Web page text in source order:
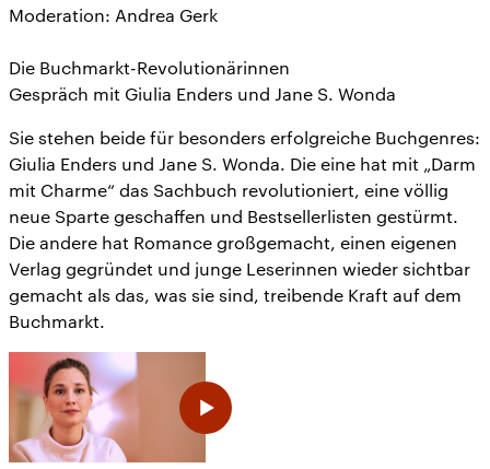
Moderation: Andrea Gerk
Die Buchmarkt-Revolutionärinnen
Gespräch mit Giulia Enders und Jane S. Wonda
Sie stehen beide für besonders erfolgreiche Buchgenres:
Giulia Enders und Jane S. Wonda. Die eine hat mit „Darm
mit Charme“ das Sachbuch revolutioniert, eine völlig
neue Sparte geschaffen und Bestsellerlisten gestürmt.
Die andere hat Romance großgemacht, einen eigenen
Verlag gegründet und junge Leserinnen wieder sichtbar
gemacht als das, was sie sind, treibende Kraft auf dem
Buchmarkt.